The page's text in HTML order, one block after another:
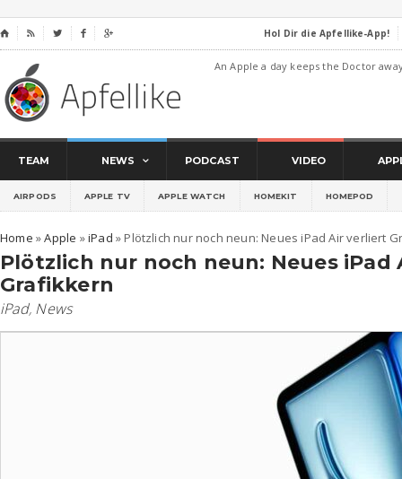
⌂     Hol Dir die Apfellike-App!
An Apple a day keeps the Doctor
TEAM NEWS PODCAST VIDEO
AIRPODS APPLE TV APPLE WATCH HOMEKIT HOMEPOD
Home »Apple »iPad » Plötzlich nur noch neun: Neues iPad Air verliert
Plötzlich nur noch neun: Neues iPad
Grafikkern
iPad, News